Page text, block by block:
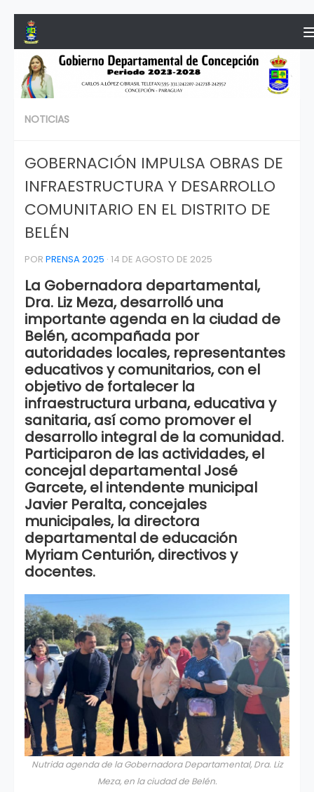
Saltar al contenido
NOTICIAS
GOBERNACIÓN IMPULSA OBRAS DE
INFRAESTRUCTURA Y DESARROLLO
COMUNITARIO EN EL DISTRITO DE
BELÉN
POR PRENSA 2025 · 14 DE AGOSTO DE 2025
La Gobernadora departamental,
Dra. Liz Meza, desarrolló una
importante agenda en la ciudad de
Belén, acompañada por
autoridades locales, representantes
educativos y comunitarios, con el
objetivo de fortalecer la
infraestructura urbana, educativa y
sanitaria, así como promover el
desarrollo integral de la comunidad.
Participaron de las actividades, el
concejal departamental José
Garcete, el intendente municipal
Javier Peralta, concejales
municipales, la directora
departamental de educación
Myriam Centurión, directivos y
docentes.
Nutrida agenda de la Gobernadora Departamental, Dra. Liz
Meza, en la ciudad de Belén.